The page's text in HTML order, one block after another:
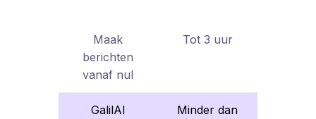
Maak
berichten
vanaf nul
Tot 3 uur
GalilAI
Minder dan